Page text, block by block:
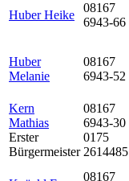
Huber Heike
08167
6943-66
Huber
Melanie
08167
6943-52
Kern
Mathias
Erster
Bürgermeister
08167
6943-30
0175
2614485
08167